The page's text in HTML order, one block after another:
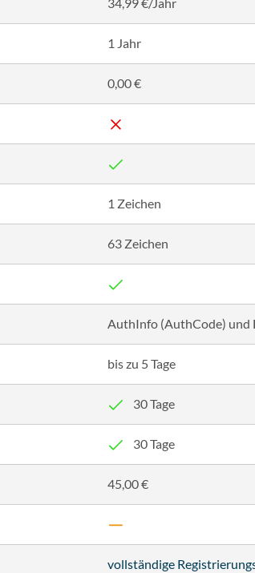
1 Jahr
0,00 €
1 Zeichen
63 Zeichen
AuthInfo (AuthCode) und
bis zu 5 Tage
30 Tage
30 Tage
45,00 €
vollständige